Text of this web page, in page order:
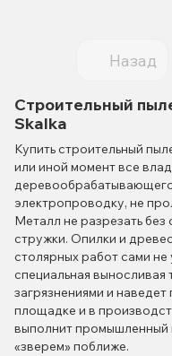
Назад
Строительный
Skalka
Купить строительный
или иной момент все
электропроводку, не
Металл не разрезать
стружки. Опилки и
столярных работ сами
специальная выносливая
загрязнениями и
площадке и в
выполнит
«зверем» поближе.